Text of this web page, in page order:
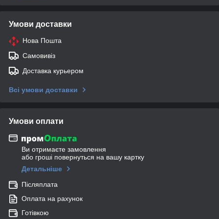
Умови доставки
Нова Пошта
Самовивіз
Доставка курьером
Всі умови доставки
Умови оплати
Ви отримаєте замовлення
або гроші повернуться на вашу картку
Детальніше
Післяплата
Оплата на рахунок
Готівкою